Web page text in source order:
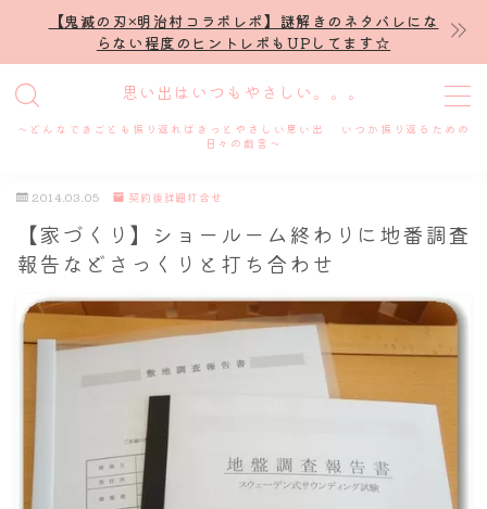
【鬼滅の刃×明治村コラボレポ】謎解きのネタバレにな
らない程度のヒントレポもUPしてます☆
思い出はいつもやさしい。。。
～どんなできごとも振り返ればきっとやさしい思い出 いつか振り返るための
日々の戯言～
MENU
プロフィール
謎解き
ホテル滞在記
名古屋
2014.03.05 契約後詳細打合せ
【家づくり】ショールーム終わりに地番調査
報告などさっくりと打ち合わせ